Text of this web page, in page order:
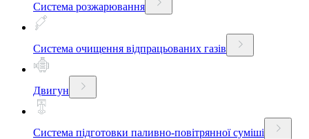
Система розжарювання
Система очищення відпрацьованих газів
Двигун
Система підготовки паливно-повітрянної суміші